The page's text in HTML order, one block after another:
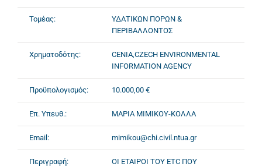
Τομέας:
ΥΔΑΤΙΚΩΝ ΠΟΡΩΝ &
ΠΕΡΙΒΑΛΛΟΝΤΟΣ
Χρηματοδότης:
CENIA,CZECH ENVIRONMENTAL
INFORMATION AGENCY
Προϋπολογισμός: 10.000,00 €
Επ. Υπευθ.: ΜΑΡΙΑ ΜΙΜΙΚΟΥ-ΚΟΛΛΑ
Email: mimikou@chi.civil.ntua.gr
Περιγραφή:
ΟΙ ΕΤΑΙΡΟΙ ΤΟΥ ETC ΠΟΥ